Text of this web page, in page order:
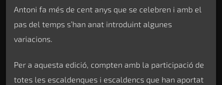
Antoni fa més de cent anys que se celebren i amb el
pas del temps s’han anat introduint algunes
variacions.
Per a aquesta edició, compten amb la participació de
totes les escaldenques i escaldencs que han aportat